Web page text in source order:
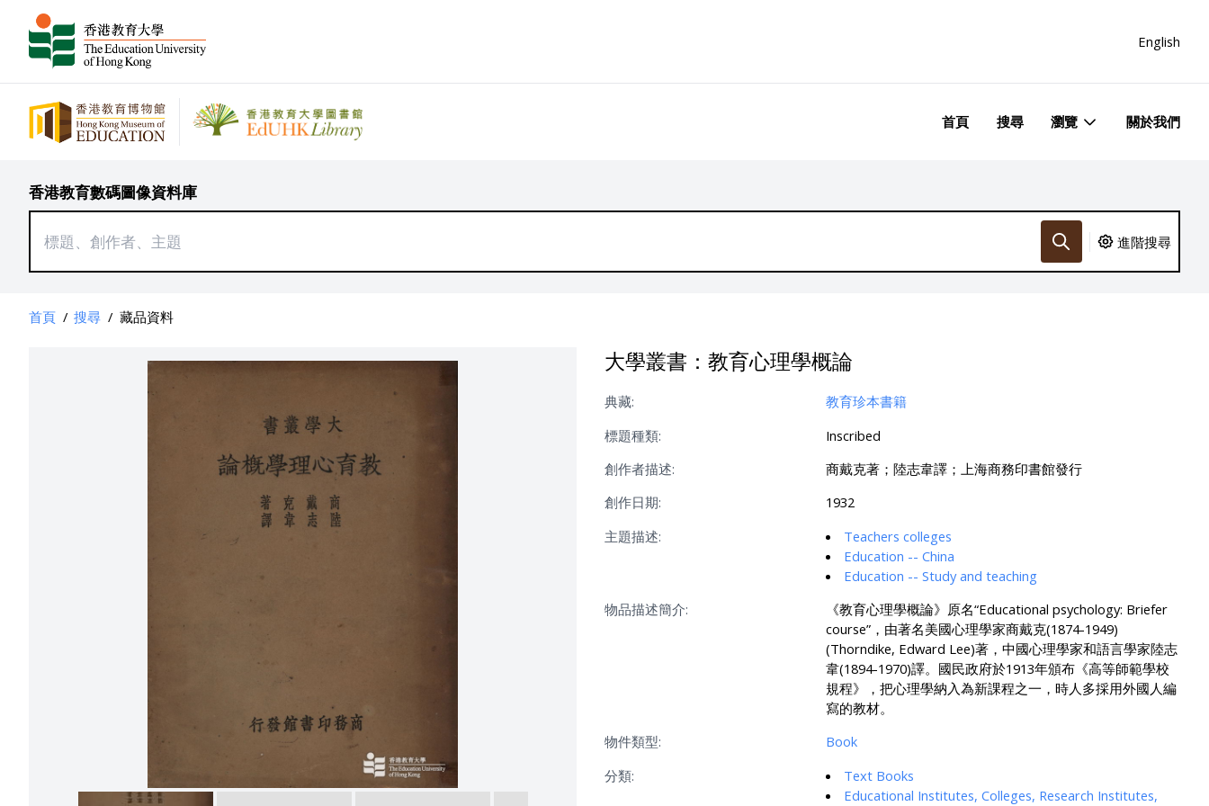
English
首頁 搜尋 瀏覽 關於我們
香港教育數碼圖像資料庫
進階搜尋
首頁 / 搜尋 / 藏品資料
大學叢書：教育心理學概論
典藏:
教育珍本書籍
標題種類:
Inscribed
創作者描述:
商戴克著；陸志韋譯；上海商務印書館發行
創作日期:
1932
主題描述:
Teachers colleges
Education -- China
Education -- Study and teaching
物品描述簡介:
《教育心理學概論》原名“Educational psychology: Briefer
course”，由著名美國心理學家商戴克(1874-1949)
(Thorndike, Edward Lee)著，中國心理學家和語言學家陸志
韋(1894-1970)譯。國民政府於1913年頒布《高等師範學校
規程》，把心理學納入為新課程之一，時人多採用外國人編
寫的教材。
物件類型:
Book
分類:
Text Books
Educational Institutes, Colleges, Research Institutes,